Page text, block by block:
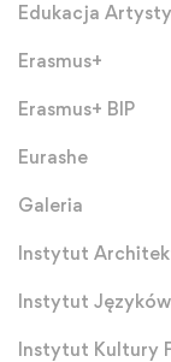
Edukacja
Erasmus+
Erasmus+ BIP
Eurashe
Galeria
Instytut
Instytut
Instytut Kultury